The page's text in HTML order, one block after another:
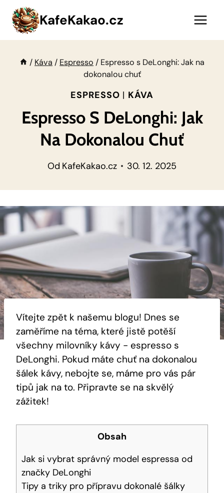
Přeskočit
obsah
KafeKakao.cz
/ Káva / Espresso / Espresso s DeLonghi: Jak na
dokonalou chuť
ESPRESSO | KÁVA
Espresso S DeLonghi: Jak
Na Dokonalou Chuť
Od KafeKakao.cz 30. 12. 2025
Vítejte zpět k našemu‍ blogu! Dnes se
zaměříme na⁢ téma, které jistě potěší
všechny milovníky⁣ kávy ‍- ‍espresso ​s
DeLonghi. Pokud máte chuť ⁤na dokonalou
šálek kávy, nebojte se, máme pro vás pár
tipů jak na to.‍ Připravte se na skvělý
zážitek!
Obsah
Jak ⁢si vybrat správný model espressa od
značky DeLonghi
Tipy a triky pro⁤ přípravu dokonalé šálky